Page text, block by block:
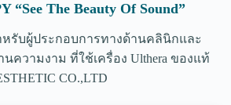
“See The Beauty Of Sound”
หรับผู้ประกอบการทางด้านคลินิกและ
ความงาม ที่ใช้เครื่อง Ulthera ของแท้
CO.,LTD